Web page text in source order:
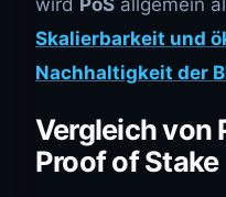
wird PoS allgemein
Skalierbarkeit und
Nachhaltigkeit der
Vergleich von
Proof of Stake